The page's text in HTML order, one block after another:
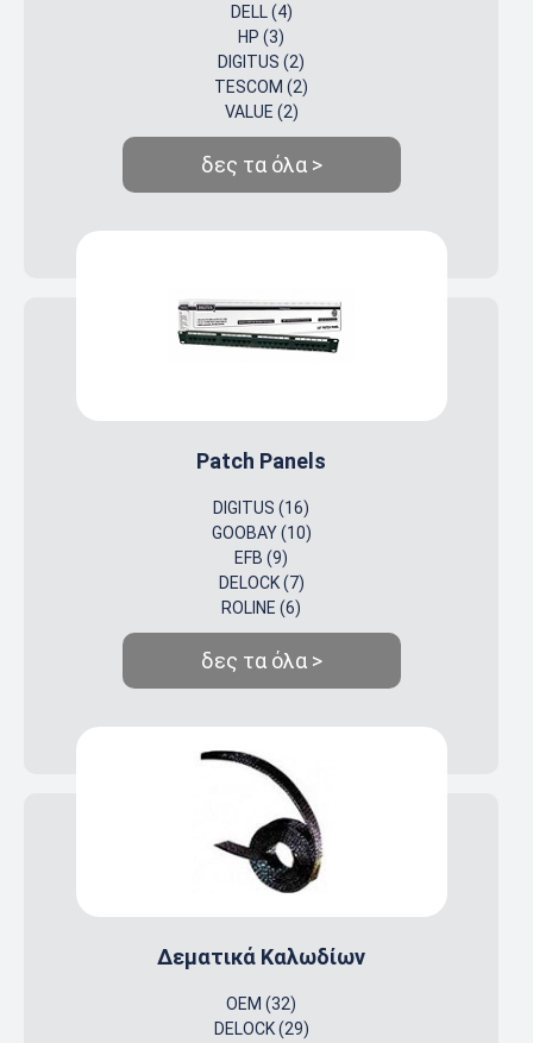
DELL (4)
HP (3)
DIGITUS (2)
TESCOM (2)
VALUE (2)
δες τα όλα >
Patch Panels
DIGITUS (16)
GOOBAY (10)
EFB (9)
DELOCK (7)
ROLINE (6)
δες τα όλα >
Δεματικά Καλωδίων
OEM (32)
DELOCK (29)